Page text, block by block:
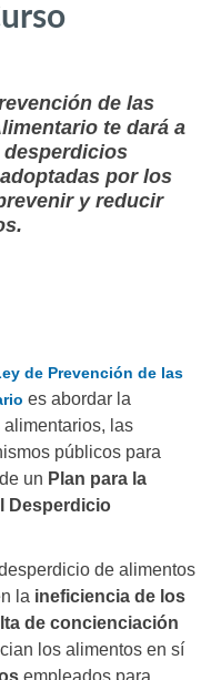
de las
te dará a
por los
y reducir
de Prevención de las
es abordar la
las
públicos para
un Plan para la
Desperdicio
de alimentos
la ineficiencia de los
de concienciación
los alimentos en sí